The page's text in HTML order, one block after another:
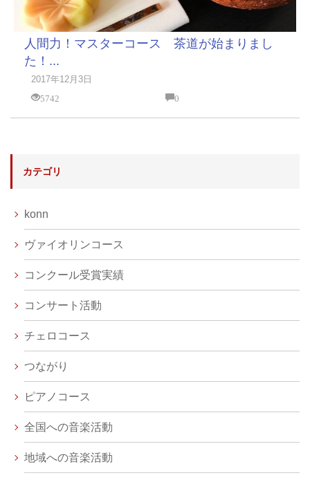
人間力！マスターコース 茶道が始まりまし
た！...
2017年12月3日
5742
0
カテゴリ
konn
ヴァイオリンコース
コンクール受賞実績
コンサート活動
チェロコース
つながり
ピアノコース
全国への音楽活動
地域への音楽活動